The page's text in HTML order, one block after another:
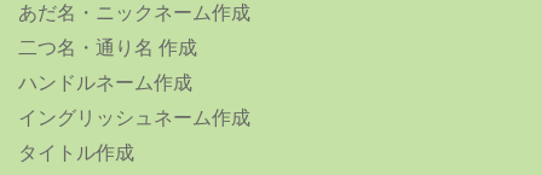
あだ名・ニックネーム作成
二つ名・通り名 作成
ハンドルネーム作成
イングリッシュネーム作成
タイトル作成